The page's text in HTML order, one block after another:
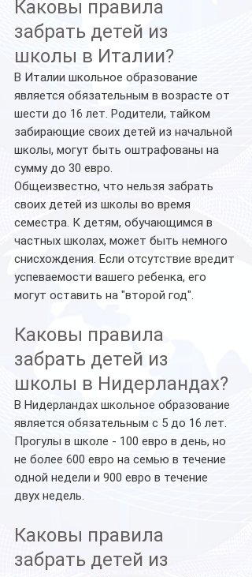
Каковы правила
забрать детей из
школы в Италии?
В Италии школьное образование
является обязательным в возрасте от
шести до 16 лет. Родители, тайком
забирающие своих детей из начальной
школы, могут быть оштрафованы на
сумму до 30 евро.
Общеизвестно, что нельзя забрать
своих детей из школы во время
семестра. К детям, обучающимся в
частных школах, может быть немного
снисхождения. Если отсутствие вредит
успеваемости вашего ребенка, его
могут оставить на "второй год".
Каковы правила
забрать детей из
школы в Нидерландах?
В Нидерландах школьное образование
является обязательным с 5 до 16 лет.
Прогулы в школе - 100 евро в день, но
не более 600 евро на семью в течение
одной недели и 900 евро в течение
двух недель.
Каковы правила
забрать детей из